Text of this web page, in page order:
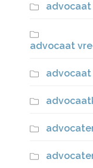
advocaat
advocaat
advocaat